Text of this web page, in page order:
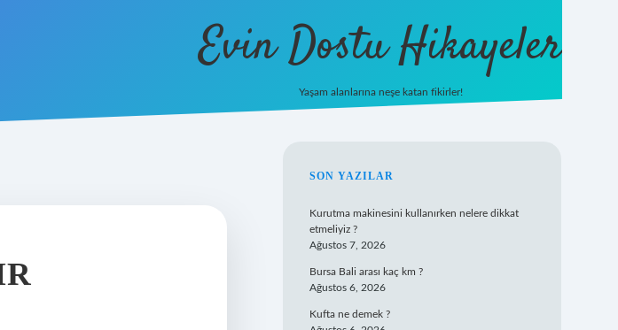
Evin Dostu Hikayeler
Yaşam alanlarına neşe katan fikirler!
SIDEBAR
SON YAZILAR
Kurutma makinesini kullanırken nelere dikkat
etmeliyiz ?
Ağustos 7, 2026
Bursa Bali arası kaç km ?
Ağustos 6, 2026
Kufta ne demek ?